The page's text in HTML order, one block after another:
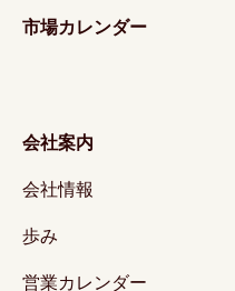
市場カレンダー
会社案内
会社情報
歩み
営業カレンダー